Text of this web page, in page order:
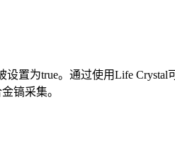
置为true。通过使用Life
镐采集。